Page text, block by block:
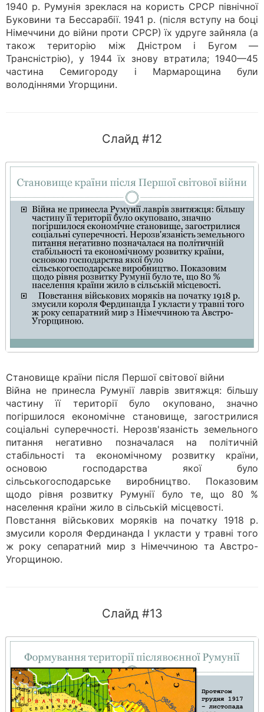
1940 р. Румунія зреклася на користь СРСР північної
Буковини та Бессарабії. 1941 р. (після вступу на боці
Німеччини до війни проти СРСР) їх удруге зайняла (а
також територію між Дністром і Бугом —
Трансністрію), у 1944 їх знову втратила; 1940—45
частина Семигороду і Мармарощина були
володіннями Угорщини.
Слайд #12
Становище країни після Першої світової війни
Війна не принесла Румунії лаврів звитяжця: більшу
частину її території було окуповано, значно
погіршилося економічне становище, загострилися
соціальні суперечності. Нерозв'язаність земельного
питання негативно позначалася на політичній
стабільності та економічному розвитку країни,
основою господарства якої було
сільськогосподарське виробництво. Показовим
щодо рівня розвитку Румунії було те, що 80 %
населення країни жило в сільській місцевості.
Повстання військових моряків на початку 1918 р.
змусили короля Фердинанда І укласти у травні того
ж року сепаратний мир з Німеччиною та Австро-
Угорщиною.
Слайд #13